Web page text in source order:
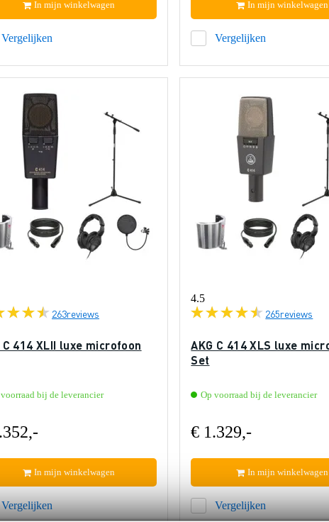
Vergelijken
In mijn winkelwagen
Vergelijken
In mijn winkelwagen
263reviews
C 414 XLII luxe microfoon
bij de leverancier
Vergelijken
In mijn winkelwagen
4.5
265reviews
AKG C 414 XLS luxe
Set
Op voorraad bij de leverancier
€ 1.329,-
Vergelijken
In mijn winkelwagen